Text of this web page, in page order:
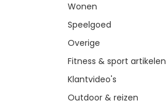
Wonen
Speelgoed
Overige
Fitness & sport artikelen
Klantvideo's
Outdoor & reizen